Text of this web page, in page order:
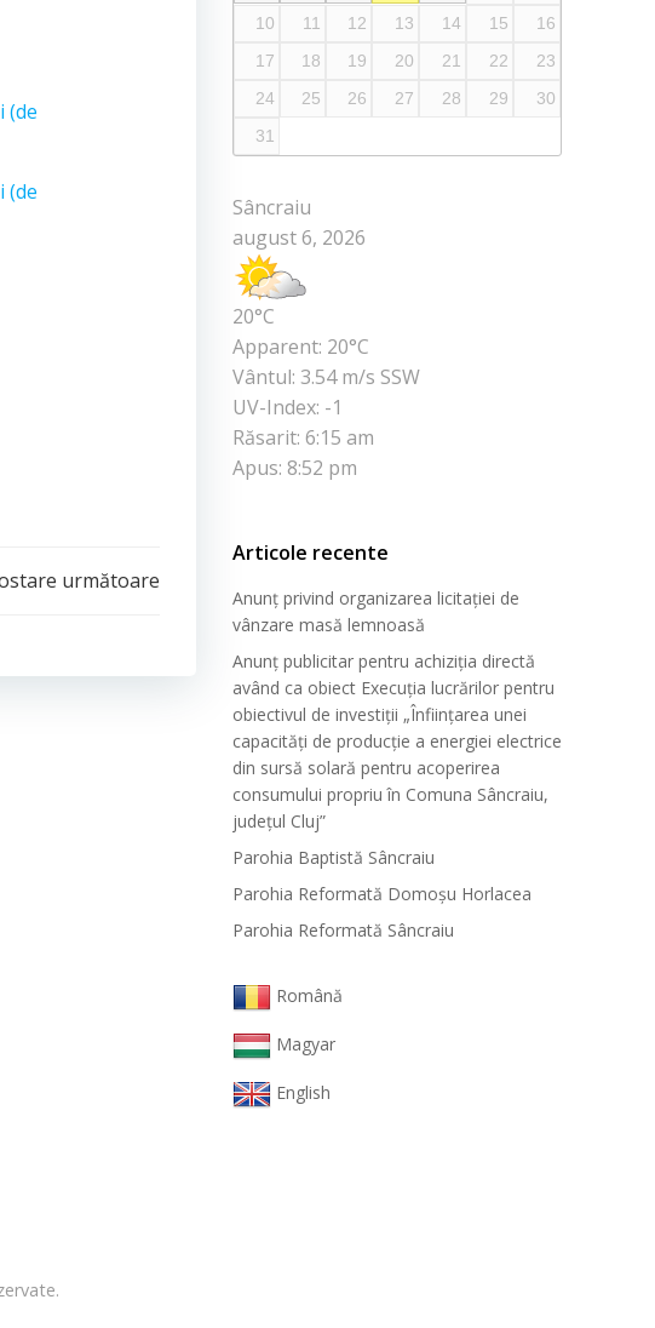
(de
(de
următoare
10
11 12 13 14 15
16
17
18 19 20 21 22
23
24
25 26 27 28 29
30
31
Sâncraiu
august 6, 2026
20°C
Apparent: 20°C
Vântul: 3.54 m/s SSW
UV-Index: -1
Răsarit: 6:15 am
Apus: 8:52 pm
Articole recente
Anunț privind organizarea licitației de
vânzare masă lemnoasă
Anunț publicitar pentru achiziția directă
având ca obiect Execuția lucrărilor pentru
obiectivul de investiții „Înființarea unei
capacități de producție a energiei electrice
din sursă solară pentru acoperirea
consumului propriu în Comuna Sâncraiu,
județul Cluj”
Parohia Baptistă Sâncraiu
Parohia Reformată Domoşu Horlacea
Parohia Reformată Sâncraiu
Română
Magyar
English